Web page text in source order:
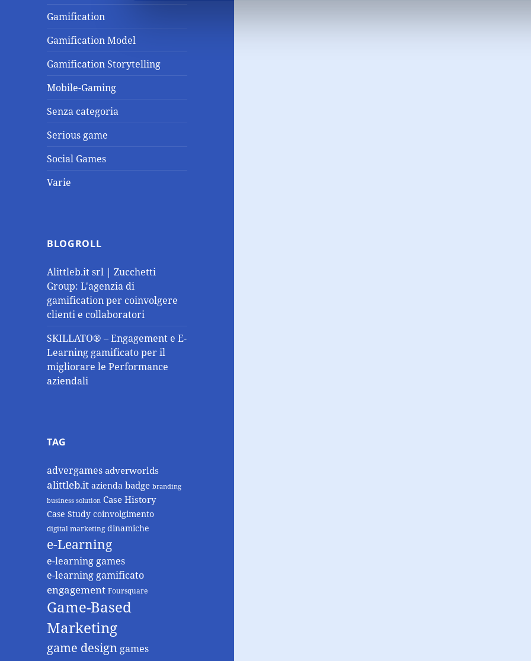
Gamification
Gamification Model
Gamification Storytelling
Mobile-Gaming
Senza categoria
Serious game
Social Games
Varie
BLOGROLL
Alittleb.it srl | Zucchetti
Group: L'agenzia di
gamification per coinvolgere
clienti e collaboratori
SKILLATO® – Engagement e E-
Learning gamificato per il
migliorare le Performance
aziendali
TAG
advergames adverworlds
alittleb.it azienda badge branding
business solution Case History
Case Study coinvolgimento
digital marketing dinamiche
e-Learning
e-learning games
e-learning gamificato
engagement Foursquare
Game-Based
Marketing
game design games